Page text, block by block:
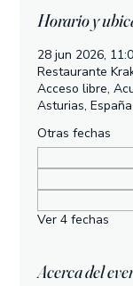
Horario y
28 jun 2026,
Restaurante
Acceso libre,
Asturias, España
Otras fechas
Ver 4 fechas
Acerca del